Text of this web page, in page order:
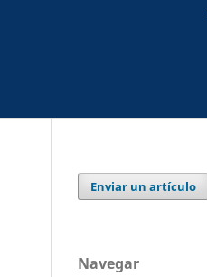
Enviar un artículo
Navegar